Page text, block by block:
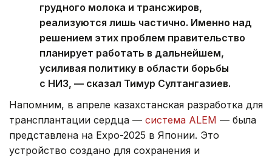
грудного молока и трансжиров,
реализуются лишь частично. Именно над
решением этих проблем правительство
планирует работать в дальнейшем,
усиливая политику в области борьбы
с НИЗ, — сказал Тимур Султангазиев.
Напомним, в апреле казахстанская разработка для
трансплантации сердца — система ALEM — была
представлена на Expo-2025 в Японии. Это
устройство создано для сохранения и